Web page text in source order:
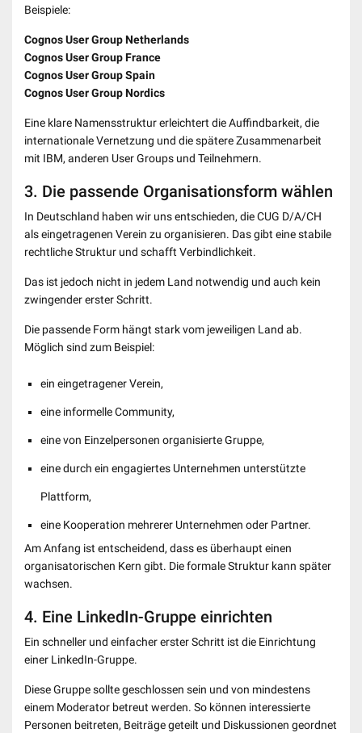
Beispiele:
Cognos User Group Netherlands
Cognos User Group France
Cognos User Group Spain
Cognos User Group Nordics
Eine klare Namensstruktur erleichtert die Auffindbarkeit, die
internationale Vernetzung und die spätere Zusammenarbeit
mit IBM, anderen User Groups und Teilnehmern.
3. Die passende Organisationsform wählen
In Deutschland haben wir uns entschieden, die CUG D/A/CH
als eingetragenen Verein zu organisieren. Das gibt eine stabile
rechtliche Struktur und schafft Verbindlichkeit.
Das ist jedoch nicht in jedem Land notwendig und auch kein
zwingender erster Schritt.
Die passende Form hängt stark vom jeweiligen Land ab.
Möglich sind zum Beispiel:
ein eingetragener Verein,
eine informelle Community,
eine von Einzelpersonen organisierte Gruppe,
eine durch ein engagiertes Unternehmen unterstützte
Plattform,
eine Kooperation mehrerer Unternehmen oder Partner.
Am Anfang ist entscheidend, dass es überhaupt einen
organisatorischen Kern gibt. Die formale Struktur kann später
wachsen.
4. Eine LinkedIn-Gruppe einrichten
Ein schneller und einfacher erster Schritt ist die Einrichtung
einer LinkedIn-Gruppe.
Diese Gruppe sollte geschlossen sein und von mindestens
einem Moderator betreut werden. So können interessierte
Personen beitreten, Beiträge geteilt und Diskussionen geordnet